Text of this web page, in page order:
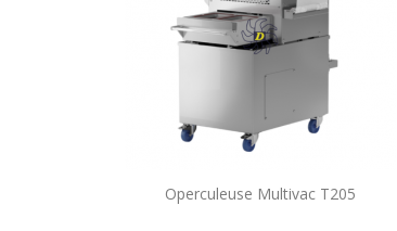
Operculeuse Multivac T205
Aperçu rapide